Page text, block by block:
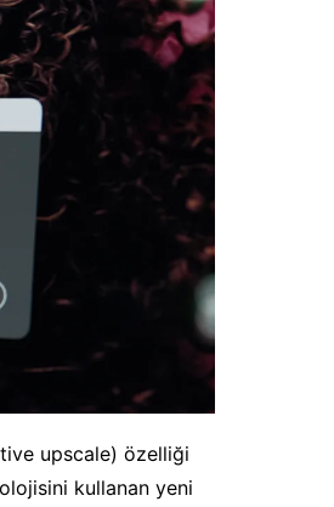
upscale) özelliği
kullanan yeni